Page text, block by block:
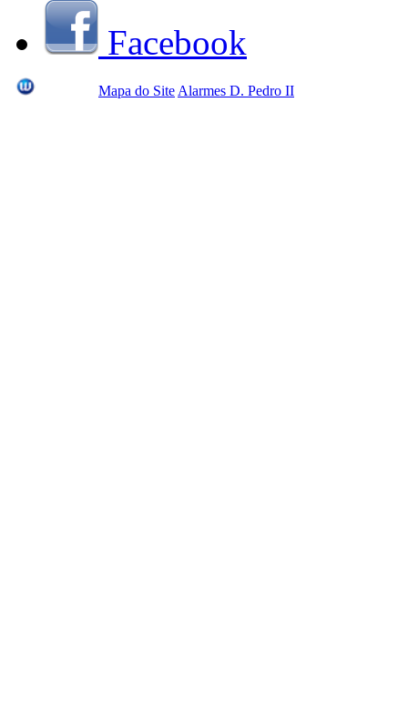
Facebook
Mapa do Site Alarmes D. Pedro II